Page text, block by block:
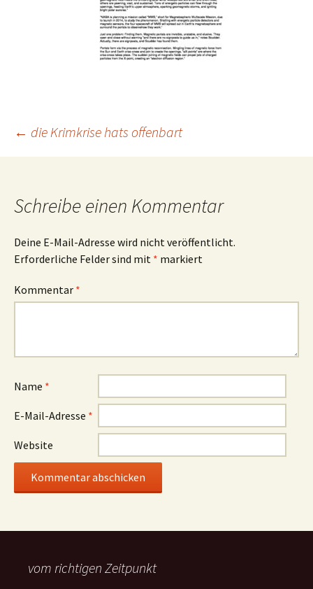
Beitragsnavigation
← die Krimkrise hats offenbart
Schreibe einen Kommentar
Deine E-Mail-Adresse wird nicht veröffentlicht.
Erforderliche Felder sind mit * markiert
Kommentar *
Name *
E-Mail-Adresse *
Website
vom richtigen Zeitpunkt